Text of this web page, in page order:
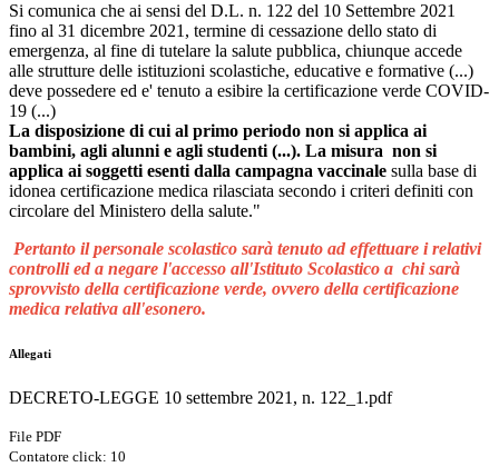
Si comunica che ai sensi del D.L. n. 122 del 10 Settembre 2021
fino al 31 dicembre 2021, termine di cessazione dello stato di
emergenza, al fine di tutelare la salute pubblica, chiunque accede
alle strutture delle istituzioni scolastiche, educative e formative (...)
deve possedere ed e' tenuto a esibire la certificazione verde COVID-
19 (...)
La disposizione di cui al primo periodo non si applica ai
bambini, agli alunni e agli studenti (...). La misura non si
applica ai soggetti esenti dalla campagna vaccinale sulla base di
idonea certificazione medica rilasciata secondo i criteri definiti con
circolare del Ministero della salute."
Pertanto il personale scolastico sarà tenuto ad effettuare i relativi
controlli ed a negare l'accesso all'Istituto Scolastico a chi sarà
sprovvisto della certificazione verde, ovvero della certificazione
medica relativa all'esonero.
Allegati
DECRETO-LEGGE 10 settembre 2021, n. 122_1.pdf
File PDF
Contatore click: 10